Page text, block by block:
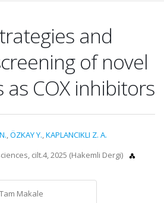
and
of novel
as COX inhibitors
,ÖZKAY Y.,KAPLANCIKLI Z. A.
cilt.4, 2025 (Hakemli Dergi)
Makale